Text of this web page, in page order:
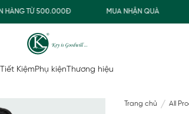
TỪ 500.000Đ MUA NHẬN QUÀ
KiệmPhụ kiện Thương hiệu
Trang chủ All